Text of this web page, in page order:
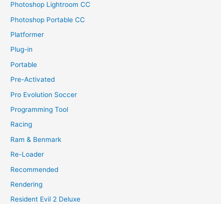
Photoshop Lightroom CC
Photoshop Portable CC
Platformer
Plug-in
Portable
Pre-Activated
Pro Evolution Soccer
Programming Tool
Racing
Ram & Benmark
Re-Loader
Recommended
Rendering
Resident Evil 2 Deluxe